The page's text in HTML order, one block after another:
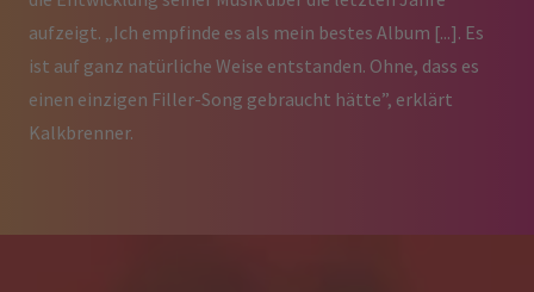
aufzeigt. „Ich empfinde es als mein bestes Album [...]. Es
ist auf ganz natürliche Weise entstanden. Ohne, dass es
einen einzigen Filler-Song gebraucht hätte”, erklärt
Kalkbrenner.